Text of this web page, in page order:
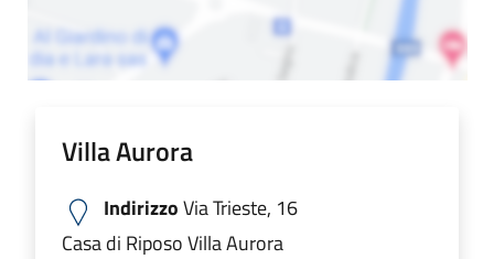
Villa Aurora
IndirizzoVia Trieste, 16
Casa di Riposo Villa Aurora